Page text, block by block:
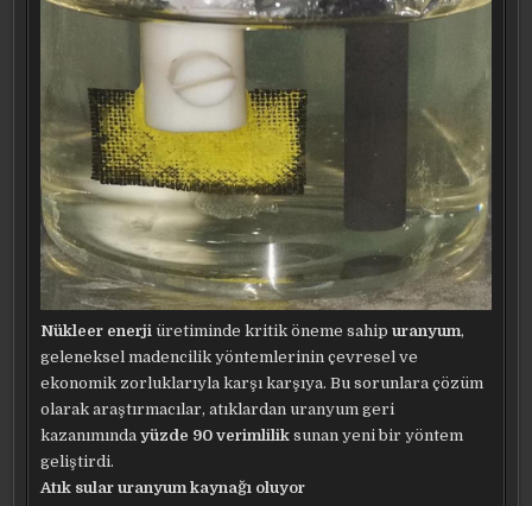
Nükleer enerji üretiminde kritik öneme sahipuranyum,
geleneksel madencilik yöntemlerinin çevresel ve
ekonomik zorluklarıyla karşı karşıya. Bu sorunlara çözüm
olarak araştırmacılar, atıklardan uranyum geri
kazanımındayüzde 90 verimlilik sunan yeni bir yöntem
geliştirdi.
Atık sular uranyum kaynağı oluyor